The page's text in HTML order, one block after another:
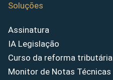
Soluções
Assinatura
IA Legislação
Curso da reforma tributária
Monitor de Notas Técnicas